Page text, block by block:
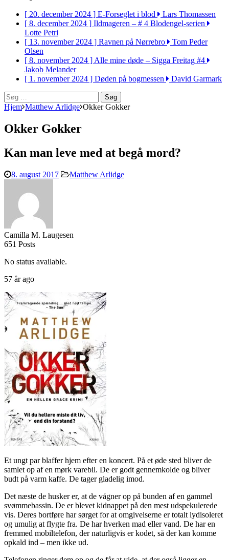
[ 20. december 2024 ] E-Forseglet i blod
Lars Thomassen
[ 8. december 2024 ] Ildmageren – # 4 Blodengel-serien
Lotte Petri
[ 13. november 2024 ] Ravnen på Nørrebro
Tom Peder
Olsen
[ 8. november 2024 ]Alle mine døde – Sigga Freitag #4
Jakob Melander
[ 1. november 2024 ] Døden på bogmessen
David Garmark
Søg
efter:
Hjem Matthew Arlidge Okker Gokker
Okker Gokker
Kan man leve med at begå mord?
8. august 2017 Matthew Arlidge
Camilla M. Laugesen
651 Posts
No status available.
57 år ago
Et ungt par blaffer hjem efter en koncert. På et øde sted bliver de
samlet op af en mørk varebil. De er godt gennemkolde og bliver
budt på varm kaffe. De tager gladelig imod.
Det næste de husker er, at de vågner op på bunden af en gammel
svømmebassin. De er blevet kidnappet på den mest udspekulerede
vis. Deres bortføre har sørget for at omgivelserne er totalt lydisoleret
og umulig at flygte fra. De har hverken mad eller vand. De har en
fremmed mobiltelefon, der naturligvis er kodet, så der kan komme
opkald ind – men ikke ud.